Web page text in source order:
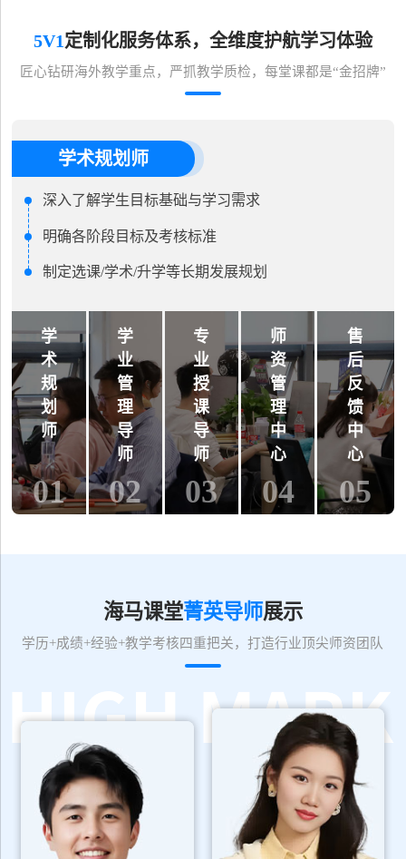
5V1定制化服务体系，全维度护航学习体验
匠心钻研海外教学重点，严抓教学质检，每堂课都是“金招牌”
学术规划师
深入了解学生目标基础与学习需求
明确各阶段目标及考核标准
制定选课/学术/升学等长期发展规划
学
术
规
划
师
01
学
业
管
理
导
师
02
专
业
授
课
导
师
03
师
资
管
理
中
心
04
售
后
反
馈
中
心
05
海马课堂菁英导师展示
学历+成绩+经验+教学考核四重把关，打造行业顶尖师资团队